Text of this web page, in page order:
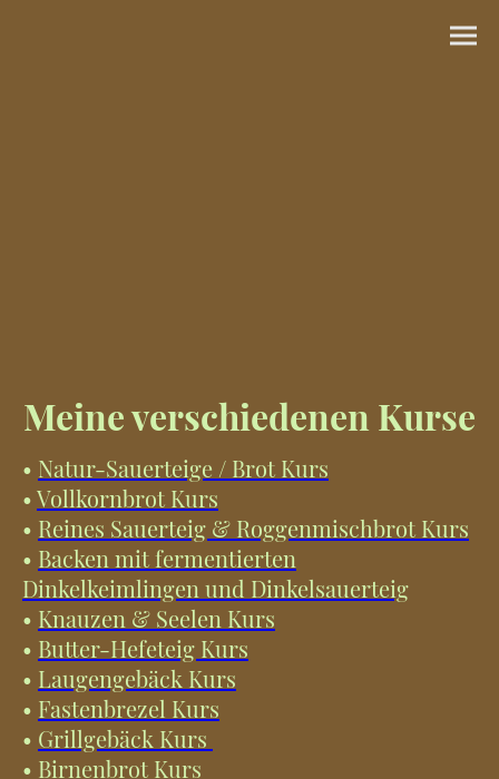
Meine verschiedenen Kurse
• Natur-Sauerteige / Brot Kurs
•Vollkornbrot Kurs
• Reines Sauerteig & Roggenmischbrot Kurs
• Backen mit fermentierten
Dinkelkeimlingen und Dinkelsauerteig
• Knauzen & Seelen Kurs
• Butter-Hefeteig Kurs
• Laugengebäck Kurs
• Fastenbrezel Kurs
• Grillgebäck Kurs
• Birnenbrot Kurs